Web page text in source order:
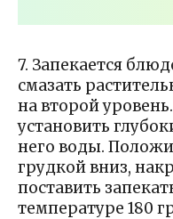
7. Запекается
смазать
на второй
установить
него воды.
грудкой вниз,
поставить
температуре 180